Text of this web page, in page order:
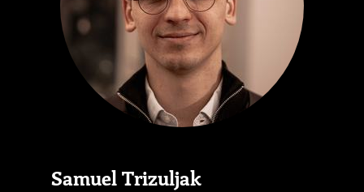
Samuel Trizuljak